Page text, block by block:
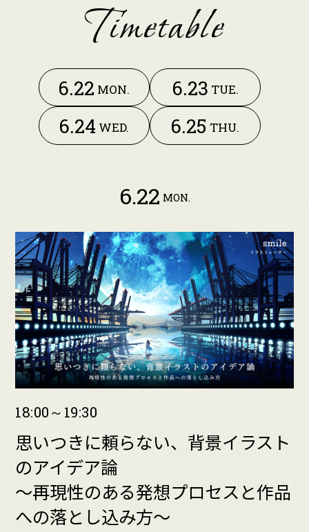
Timetable
6.22 MON. 6.23 TUE.
6.24 WED. 6.25 THU.
6.22 MON.
18:00～19:30
思いつきに頼らない、背景イラスト
のアイデア論
～再現性のある発想プロセスと作品
への落とし込み方～